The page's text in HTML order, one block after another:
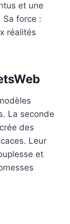
et une
Sa force :
réalités
La seconde
des
Leur
et